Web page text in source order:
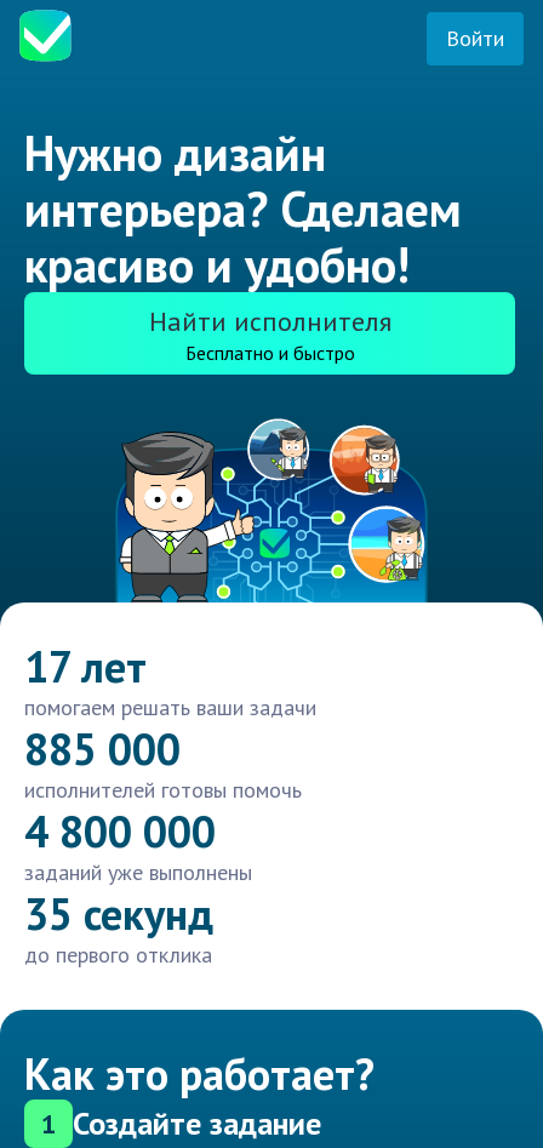
Войти
Нужно дизайн
интерьера? Сделаем
красиво и удобно!
Найти исполнителя
Бесплатно и быстро
17 лет
помогаем решать ваши задачи
885 000
исполнителей готовы помочь
4 800 000
заданий уже выполнены
35 секунд
до первого отклика
Как это работает?
1 Создайте задание